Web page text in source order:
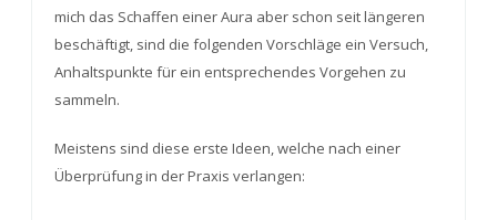
mich das Schaffen einer Aura aber schon seit längeren
beschäftigt, sind die folgenden Vorschläge ein Versuch,
Anhaltspunkte für ein entsprechendes Vorgehen zu
sammeln.
Meistens sind diese erste Ideen, welche nach einer
Überprüfung in der Praxis verlangen: